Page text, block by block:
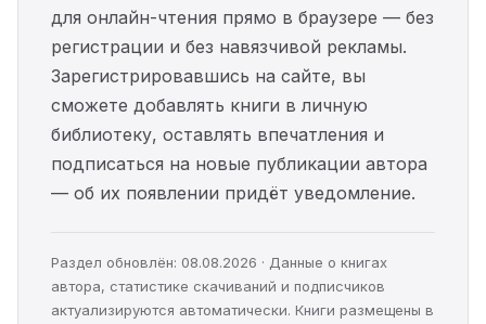
для онлайн-чтения прямо в браузере — без
регистрации и без навязчивой рекламы.
Зарегистрировавшись на сайте, вы
сможете добавлять книги в личную
библиотеку, оставлять впечатления и
подписаться на новые публикации автора
— об их появлении придёт уведомление.
Раздел обновлён: 08.08.2026 · Данные о книгах
автора, статистике скачиваний и подписчиков
актуализируются автоматически. Книги размещены в